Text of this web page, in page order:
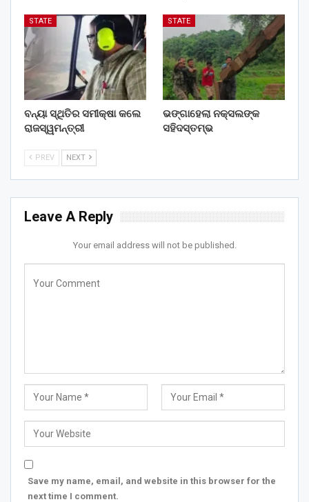
STATE
ବନ୍ୟା ସ୍ଥିତିର ସମୀକ୍ଷା କଲେ
ରାଜସ୍ୱମନ୍ତ୍ରୀ
STATE
ଭଙ୍ଗାହେଲା ନକ୍ସଲଙ୍କ
ସହିଦସ୍ତମ୍ଭ
PREV NEXT
Leave A Reply
Your email address will not be published.
Save my name, email, and website in this browser for the
next time I comment.